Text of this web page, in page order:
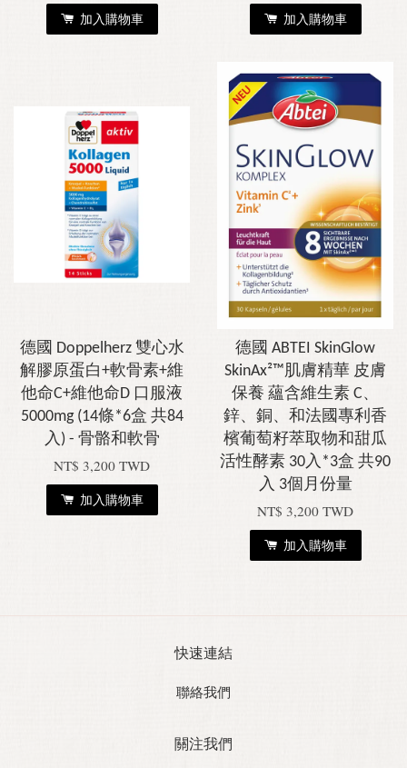
加入購物車 加入購物車
德國 Doppelherz 雙心水
解膠原蛋白+軟骨素+維
他命C+維他命D 口服液
5000mg (14條*6盒 共84
入) - 骨骼和軟骨
NT$ 3,200 TWD
加入購物車
德國 ABTEI SkinGlow
SkinAx²™肌膚精華 皮膚
保養 蘊含維生素 C、
鋅、銅、和法國專利香
檳葡萄籽萃取物和甜瓜
活性酵素 30入*3盒 共90
入 3個月份量
NT$ 3,200 TWD
加入購物車
快速連結
聯絡我們
關注我們